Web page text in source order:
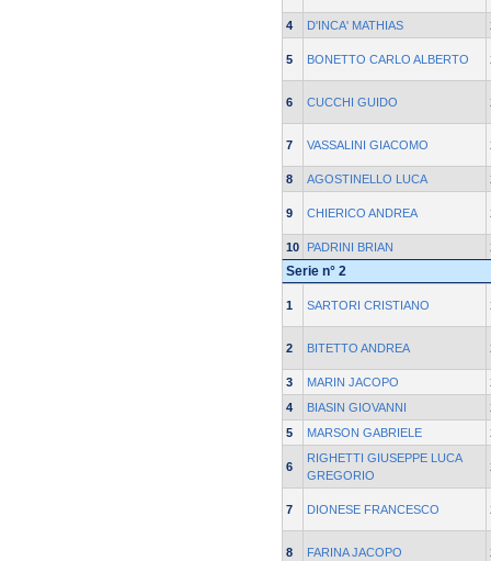
4 D'INCA' MATHIAS
5 BONETTO CARLO ALBERTO
6 CUCCHI GUIDO
7 VASSALINI GIACOMO
8 AGOSTINELLO LUCA
9 CHIERICO ANDREA
10 PADRINI BRIAN
Serie n° 2
1 SARTORI CRISTIANO
2 BITETTO ANDREA
3 MARIN JACOPO
4
BIASIN GIOVANNI
5
MARSON GABRIELE
6
RIGHETTI GIUSEPPE LUCA
GREGORIO
7 DIONESE FRANCESCO
8 FARINA JACOPO